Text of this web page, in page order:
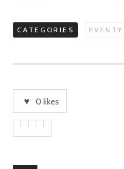
CATEGORIES EVENTY
0 likes